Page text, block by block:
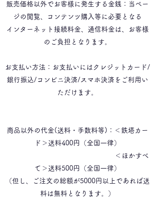
販売価格以外でお客様に発生する金銭：当ペー
ジの閲覧、コンテンツ購入等に必要となる
インターネット接続料金、通信料金は、お客様
のご負担となります。
お支払い方法：お支払いにはクレジットカード/
銀行振込/コンビニ決済/スマホ決済をご利用い
ただけます。
商品以外の代金(送料・手数料等)：＜鉄塔カー
ド＞送料400円（全国一律）
＜ほかすべ
て＞送料500円（全国一律）
（但し、ご注文の総額が5000円以上であれば送
料は無料となります。）